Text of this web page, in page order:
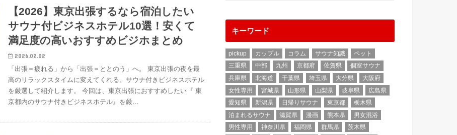
【2026】東京出張するなら宿泊したい
サウナ付ビジネスホテル10選！安くて
満足度の高いおすすめビジホまとめ
2026.02.02
「出張＝疲れる」から「出張＝ととのう」へ。 東京出張の夜を最
高のリラックスタイムに変えてくれる、サウナ付きビジネスホテル
を厳選して紹介します。 今回は、東京出張におすすめしたい『 東
京都内のサウナ付きビジネスホテル』を厳…
キーワード
pickup カップル コラム サウナ知識
ペット
三重県
中部 九州 京都府 佐賀県
個室サウナ
兵庫県
北海道 千葉県 埼玉県 大分県
大阪府
女性専用
宮城県 山形県 山梨県 岐阜県
広島県
愛知県
新潟県 日帰りサウナ 東京都
栃木県
泊まれるサウナ
滋賀県 漫画 熊本県
男女混浴
男性専用
神奈川県 福岡県 群馬県
茨木県